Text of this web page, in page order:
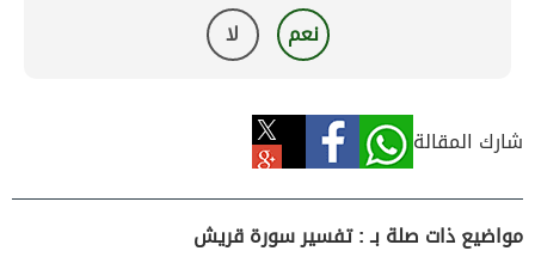
نعم لا
شارك المقالة
مواضيع ذات صلة بـ : تفسير سورة قريش